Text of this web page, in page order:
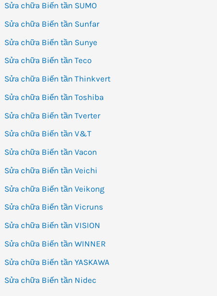
Sửa chữa Biến tần SUMO
Sửa chữa Biến tần Sunfar
Sửa chữa Biến tần Sunye
Sửa chữa Biến tần Teco
Sửa chữa Biến tần Thinkvert
Sửa chữa Biến tần Toshiba
Sửa chữa Biến tần Tverter
Sửa chữa Biến tần V&T
Sửa chữa Biến tần Vacon
Sửa chữa Biến tần Veichi
Sửa chữa Biến tần Veikong
Sửa chữa Biến tần Vicruns
Sửa chữa Biến tần VISION
Sửa chữa Biến tần WINNER
Sửa chữa Biến tần YASKAWA
Sửa chữa Biến tần Nidec